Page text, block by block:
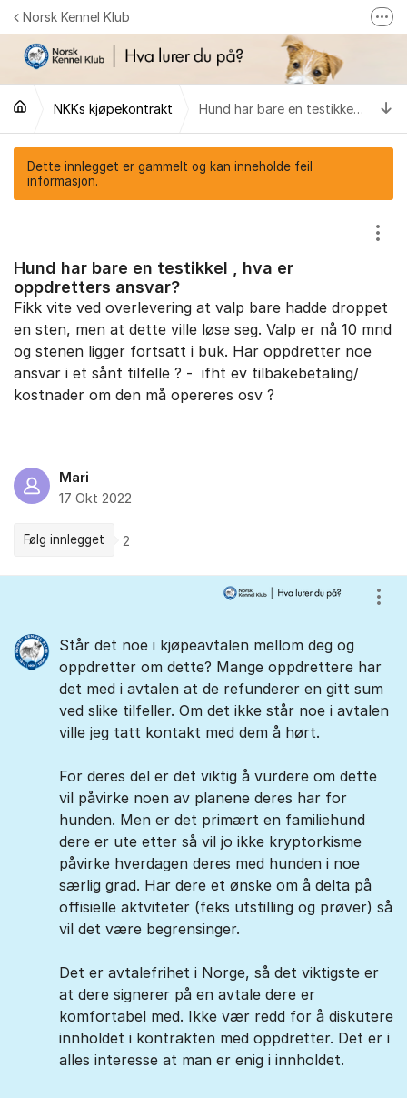
Gå til innhold
Norsk Kennel Klub
Følg oss på Facebook
Følg oss på Instagram
NKK-butikken
Tilbake til NKKs nettsider
NKKs kjøpekontrakt Hund har bare en testikkel , hva er oppdretters ansvar?
Dette innlegget er gammelt og kan inneholde feil
informasjon.
Hund har bare en testikkel , hva er
oppdretters ansvar?
Vis/
Fikk vite ved overlevering at valp bare hadde droppet
en sten, men at dette ville løse seg. Valp er nå 10 mnd
og stenen ligger fortsatt i buk. Har oppdretter noe
ansvar i et sånt tilfelle ? - ifht ev tilbakebetaling/
kostnader om den må opereres osv ?
Mari
17 Okt 2022
Følg innlegget 2
Står det noe i kjøpeavtalen mellom deg og
oppdretter om dette? Mange oppdrettere har
det med i avtalen at de refunderer en gitt sum
ved slike tilfeller. Om det ikke står noe i avtalen
ville jeg tatt kontakt med dem å hørt.
For deres del er det viktig å vurdere om dette
vil påvirke noen av planene deres har for
hunden. Men er det primært en familiehund
dere er ute etter så vil jo ikke kryptorkisme
påvirke hverdagen deres med hunden i noe
særlig grad. Har dere et ønske om å delta på
offisielle aktviteter (feks utstilling og prøver) så
vil det være begrensinger.
Det er avtalefrihet i Norge, så det viktigste er
at dere signerer på en avtale dere er
komfortabel med. Ikke vær redd for å diskutere
innholdet i kontrakten med oppdretter. Det er i
alles interesse at man er enig i innholdet.
Vis/